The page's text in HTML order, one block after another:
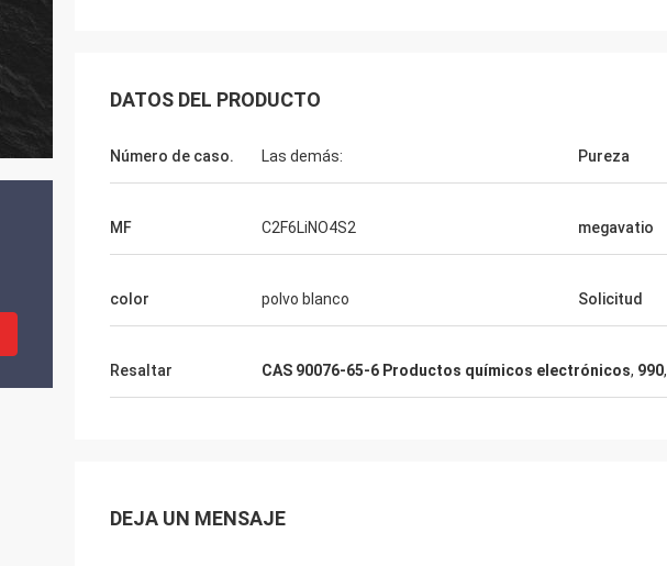
compartiré directamente con ustedes.
DATOS DEL PRODUCTO
Número de caso. Las demás: Pureza
MF C2F6LiNO4S2 megavatio
color polvo blanco Solicitud
Resaltar CAS 90076-65-6 Productos químicos electrónicos, 990,
DEJA UN MENSAJE